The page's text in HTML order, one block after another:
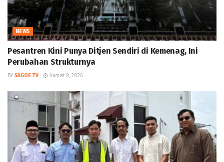
NEWS
Pesantren Kini Punya Ditjen Sendiri di Kemenag, Ini
Perubahan Strukturnya
BY SAGOE TV August 8, 2026